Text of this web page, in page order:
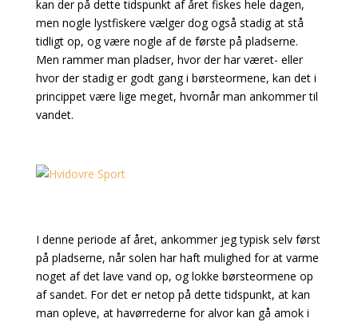
kan der på dette tidspunkt af året fiskes hele dagen,
men nogle lystfiskere vælger dog også stadig at stå
tidligt op, og være nogle af de første på pladserne.
Men rammer man pladser, hvor der har været- eller
hvor der stadig er godt gang i børsteormene, kan det i
princippet være lige meget, hvornår man ankommer til
vandet.
I denne periode af året, ankommer jeg typisk selv først
på pladserne, når solen har haft mulighed for at varme
noget af det lave vand op, og lokke børsteormene op
af sandet. For det er netop på dette tidspunkt, at kan
man opleve, at havørrederne for alvor kan gå amok i